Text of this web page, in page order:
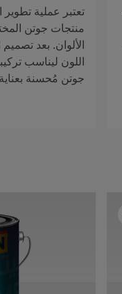
تعتبر عملية تطوير
منتجات جوتن
الألوان. بعد
اللون ليناسب
جوتن مُحسنة